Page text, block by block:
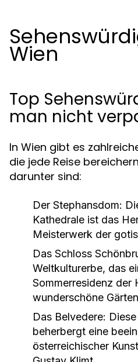
Wien
Top
man nicht
In Wien gibt es
die jede Reise
darunter sind:
Der Stephansdom:
Kathedrale ist das
Meisterwerk der
Das Schloss
Weltkulturerbe, das
Sommerresidenz der
wunderschöne
Das Belvedere:
beherbergt eine
österreichischer